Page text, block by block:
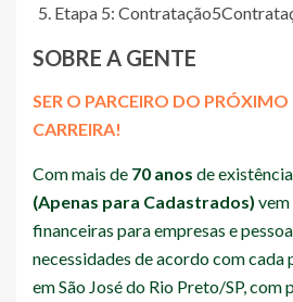
Etapa 5: Contratação5
SOBRE A GENTE
SER O PARCEIRO DO
CARREIRA!
Com mais de 70 anos de
(Apenas para Cadastrados) vem
financeiras para empresas e
necessidades de acordo com cada
em São José do Rio Preto/SP, com